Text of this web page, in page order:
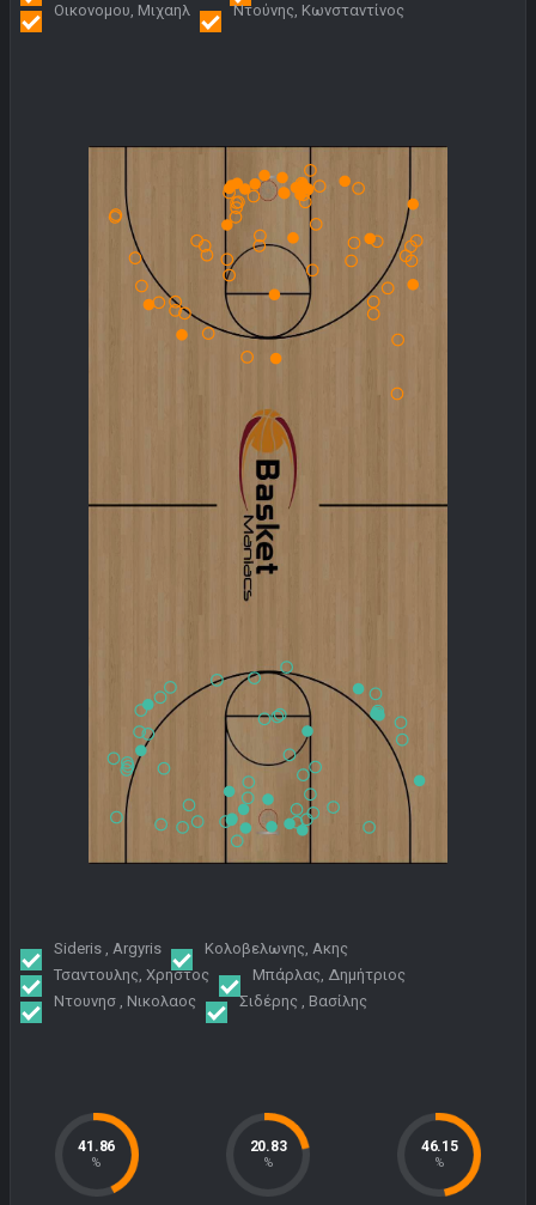
Οικονομου, Μιχαηλ
Ντούνης, Κωνσταντίνος
Sideris , Argyris
Κολοβελωνης, Ακης
Τσαντουλης, Χρηστος
Μπάρλας, Δημήτριος
Ντουνησ , Νικολαος
Σιδέρης , Βασίλης
41.86
%
20.83
%
46.15
%